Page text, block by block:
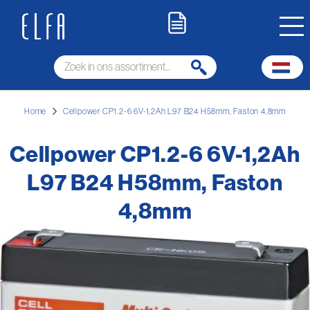
Home Cellpower CP1.2-6 6V-1,2Ah L97 B24 H58mm, Faston 4,8mm
Cellpower CP1.2-6 6V-1,2Ah
L97 B24 H58mm, Faston
4,8mm
naar
het
einde
van